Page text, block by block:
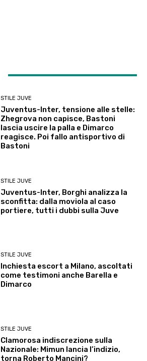
STILE JUVE
Juventus-Inter, tensione alle stelle:
Zhegrova non capisce, Bastoni
lascia uscire la palla e Dimarco
reagisce. Poi fallo antisportivo di
Bastoni
STILE JUVE
Juventus-Inter, Borghi analizza la
sconfitta: dalla moviola al caso
portiere, tutti i dubbi sulla Juve
STILE JUVE
Inchiesta escort a Milano, ascoltati
come testimoni anche Barella e
Dimarco
STILE JUVE
Clamorosa indiscrezione sulla
Nazionale: Mimun lancia l’indizio,
torna Roberto Mancini?